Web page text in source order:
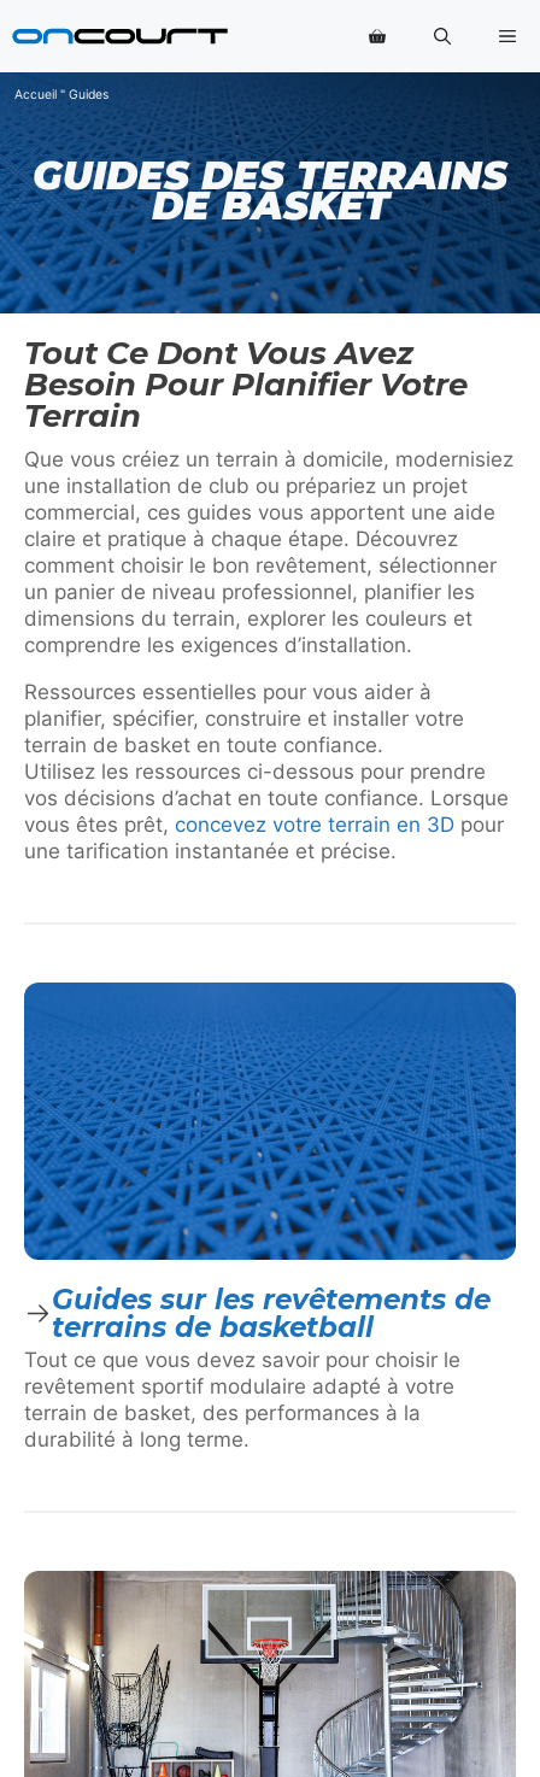
au
Accueil " Guides
GUIDES DES TERRAINS
DE BASKET
Tout Ce Dont Vous Avez
Besoin Pour Planifier Votre
Terrain
Que vous créiez un terrain à domicile, modernisiez
une installation de club ou prépariez un projet
commercial, ces guides vous apportent une aide
claire et pratique à chaque étape. Découvrez
comment choisir le bon revêtement, sélectionner
un panier de niveau professionnel, planifier les
dimensions du terrain, explorer les couleurs et
comprendre les exigences d’installation.
Ressources essentielles pour vous aider à
planifier, spécifier, construire et installer votre
terrain de basket en toute confiance.
Utilisez les ressources ci-dessous pour prendre
vos décisions d’achat en toute confiance. Lorsque
vous êtes prêt, concevez votre terrain en 3D pour
une tarification instantanée et précise.
Guides sur les revêtements de
terrains de basketball
Tout ce que vous devez savoir pour choisir le
revêtement sportif modulaire adapté à votre
terrain de basket, des performances à la
durabilité à long terme.